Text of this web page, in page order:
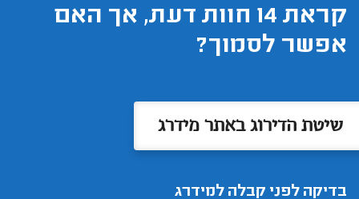
קראת 14 חוות דעת, אך האם
אפשר לסמוך?
שיטת הדירוג באתר מידרג
בדיקה לפני קבלה למידרג